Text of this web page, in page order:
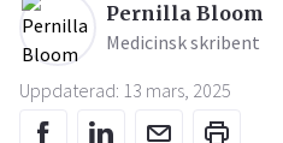
Pernilla Bloom
Medicinsk skribent
Uppdaterad: 13 mars, 2025